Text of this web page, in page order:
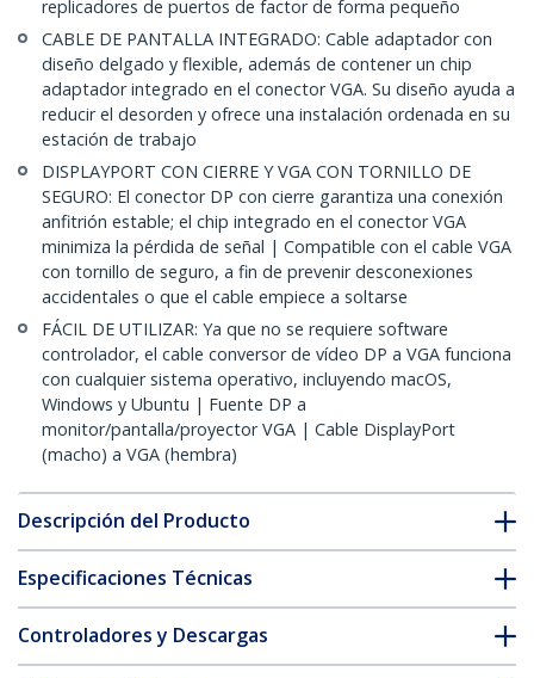
replicadores de puertos de factor de forma pequeño
CABLE DE PANTALLA INTEGRADO: Cable adaptador con
diseño delgado y flexible, además de contener un chip
adaptador integrado en el conector VGA. Su diseño ayuda a
reducir el desorden y ofrece una instalación ordenada en su
estación de trabajo
DISPLAYPORT CON CIERRE Y VGA CON TORNILLO DE
SEGURO: El conector DP con cierre garantiza una conexión
anfitrión estable; el chip integrado en el conector VGA
minimiza la pérdida de señal | Compatible con el cable VGA
con tornillo de seguro, a fin de prevenir desconexiones
accidentales o que el cable empiece a soltarse
FÁCIL DE UTILIZAR: Ya que no se requiere software
controlador, el cable conversor de vídeo DP a VGA funciona
con cualquier sistema operativo, incluyendo macOS,
Windows y Ubuntu | Fuente DP a
monitor/pantalla/proyector VGA | Cable DisplayPort
(macho) a VGA (hembra)
Descripción del Producto
Especificaciones Técnicas
Controladores y Descargas